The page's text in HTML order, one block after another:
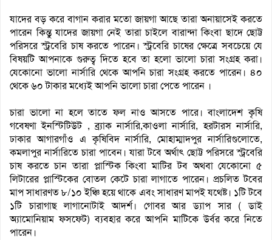
যাদের বড় করে বাগান করার মতো জায়গা আছে তারা অনায়াসেই করতে
পারেন কিন্তু যাদের জায়গা নেই তারা চাইলে বারান্দা কিংবা ছাদে ছোট্ট
পরিসরে স্ট্রবেরি চাষ করতে পারেন। স্ট্রবেরি চাষের ক্ষেত্রে সবচেয়ে যে
বিষয়টি আপনাকে গুরুত্ব দিতে হবে তা হলো ভালো চারা সংগ্রহ করা।
যেকোনো ভালো নার্সারি থেকে আপনি চারা সংগ্রহ করতে পারেন। ৪০
থেকে ৬০ টাকার মধ্যেই আপনি ভালো চারা পেতে পারেন ।
চারা ভালো না হলে তাতে ফল নাও আসতে পারে। বাংলাদেশ কৃষি
গবেষণা ইনস্টিটিউট , ব্র্যাক নার্সারি,কাওলা নার্সারি, হরটারস নার্সারি,
ঢাকার আগারগাঁও এ কৃষিবিদ নার্সারি, মোহাম্মাদপুর নার্সারিগুলোতে,
কমলাপুর নার্সারিতে চারা পাবেন। যারা টবে অর্থাৎ ছোট্ট পরিসরে স্ট্রবেরি
চাষ করতে চান তারা প্লাস্টিক কিংবা মাটির টব অথবা যেকোনো ৫
লিটারের প্লাস্টিকের বোতল কেটে চারা লাগাতে পারেন। প্রচলিত টবের
মাপ সাধারণত ৮/১০ ইঞ্চি হয়ে থাকে এবং সাধারণ মাপই যথেষ্ট। ১টি টবে
১টি চারাগাছ লাগানোটাই আদর্শ। গোবর আর ড্যাপ সার ( ডাই
অ্যামোনিয়াম ফসফেট) ব্যবহার করে আপনি মাটিকে উর্বর করে নিতে
পারেন।